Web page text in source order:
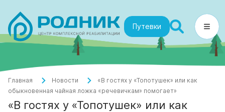
Путевки
Главная Новости
«В гостях у «Топотушек» или как
обыкновенная чайная ложка «речевичкам» помогает»
«В гостях у «Топотушек» или как